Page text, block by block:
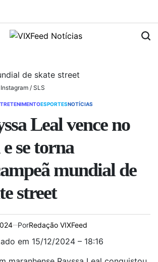
/ SLS
ESPORTESNOTÍCIAS
Leal vence no
se torna
mundial de
street
PorRedação VIXFeed
em 15/12/2024 – 18:16